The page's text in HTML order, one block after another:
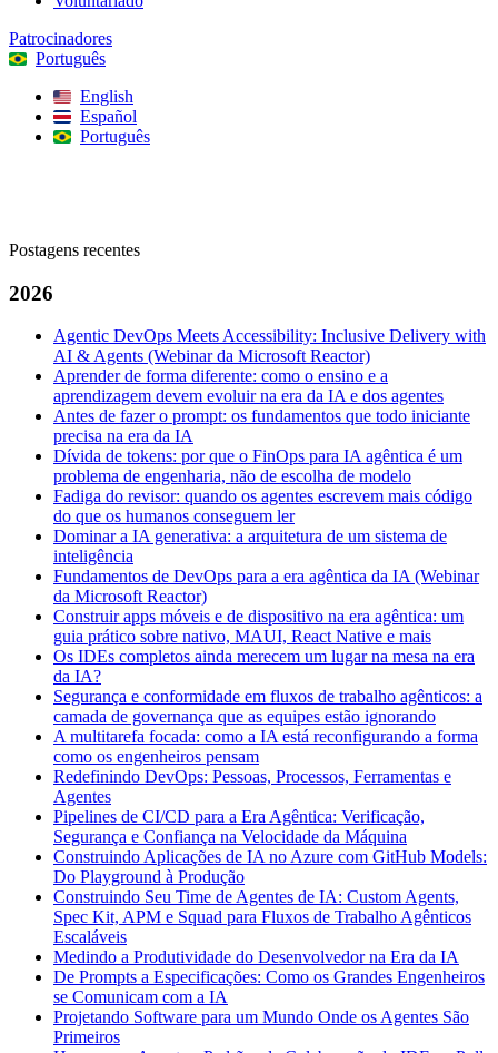
Patrocinadores
Português
English
Español
Português
Postagens recentes
2026
Agentic DevOps Meets Accessibility: Inclusive Delivery with
AI & Agents (Webinar da Microsoft Reactor)
Aprender de forma diferente: como o ensino e a
aprendizagem devem evoluir na era da IA e dos agentes
Antes de fazer o prompt: os fundamentos que todo iniciante
precisa na era da IA
Dívida de tokens: por que o FinOps para IA agêntica é um
problema de engenharia, não de escolha de modelo
Fadiga do revisor: quando os agentes escrevem mais código
do que os humanos conseguem ler
Dominar a IA generativa: a arquitetura de um sistema de
inteligência
Fundamentos de DevOps para a era agêntica da IA (Webinar
da Microsoft Reactor)
Construir apps móveis e de dispositivo na era agêntica: um
guia prático sobre nativo, MAUI, React Native e mais
Os IDEs completos ainda merecem um lugar na mesa na era
da IA?
Segurança e conformidade em fluxos de trabalho agênticos: a
camada de governança que as equipes estão ignorando
A multitarefa focada: como a IA está reconfigurando a forma
como os engenheiros pensam
Redefinindo DevOps: Pessoas, Processos, Ferramentas e
Agentes
Pipelines de CI/CD para a Era Agêntica: Verificação,
Segurança e Confiança na Velocidade da Máquina
Construindo Aplicações de IA no Azure com GitHub Models:
Do Playground à Produção
Construindo Seu Time de Agentes de IA: Custom Agents,
Spec Kit, APM e Squad para Fluxos de Trabalho Agênticos
Escaláveis
Medindo a Produtividade do Desenvolvedor na Era da IA
De Prompts a Especificações: Como os Grandes Engenheiros
se Comunicam com a IA
Projetando Software para um Mundo Onde os Agentes São
Primeiros